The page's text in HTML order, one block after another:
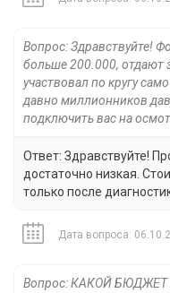
Вопрос: Здравствуйте!
больше 200.000, отдают
участвовал по кругу
давно миллионников
подключить вас на
Ответ: Здравствуйте!
достаточно низкая.
только после
Дата вопроса:
Вопрос: КАКОЙ